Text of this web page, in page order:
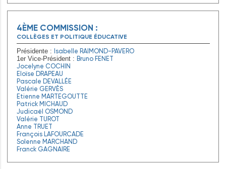
4ÈME COMMISSION :
COLLÈGES ET POLITIQUE ÉDUCATIVE
Présidente : Isabelle RAIMOND-PAVERO
1er Vice-Président : Bruno FENET
Jocelyne COCHIN
Eloïse DRAPEAU
Pascale DEVALLÉE
Valérie GERVÈS
Etienne MARTEGOUTTE
Patrick MICHAUD
Judicaël OSMOND
Valérie TUROT
Anne TRUET
François LAFOURCADE
Solenne MARCHAND
Franck GAGNAIRE